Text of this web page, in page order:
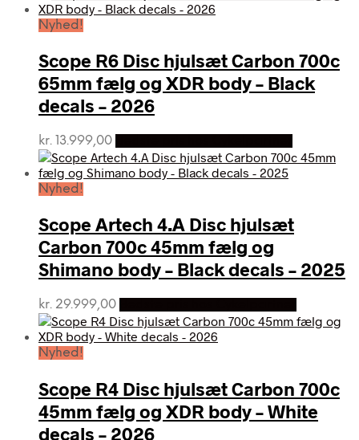
Nyhed!
Scope R6 Disc hjulsæt Carbon 700c
65mm fælg og XDR body – Black
decals – 2026
kr. 13.999,00
Nyhed!
Scope Artech 4.A Disc hjulsæt
Carbon 700c 45mm fælg og
Shimano body – Black decals – 2025
kr. 29.999,00
Nyhed!
Scope R4 Disc hjulsæt Carbon 700c
45mm fælg og XDR body – White
decals – 2026